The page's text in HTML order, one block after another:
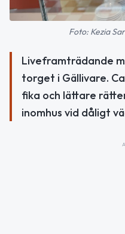
Foto: Kezia
Liveframträdande
torget i Gällivare.
fika och lättare
inomhus vid dåligt